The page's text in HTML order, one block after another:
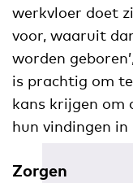
werkvloer doet
voor, waaruit
worden
is prachtig om
kans krijgen om
hun vindingen
Zorgen